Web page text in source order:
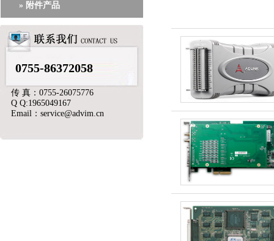
» 附件产品
0755-86372058
传 真：0755-26075776
Q Q:1965049167
Email：service@advim.cn